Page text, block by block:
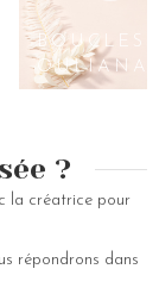
chaque
de zirconium,
ajoutent une
ou vos
Rouge, ont
Gina. Ces
détails, à la main,
même de la
proches ces
intemporelle. Les
de Victoire
BOUCLES
OULIANA
?
la créatrice pour
répondrons dans